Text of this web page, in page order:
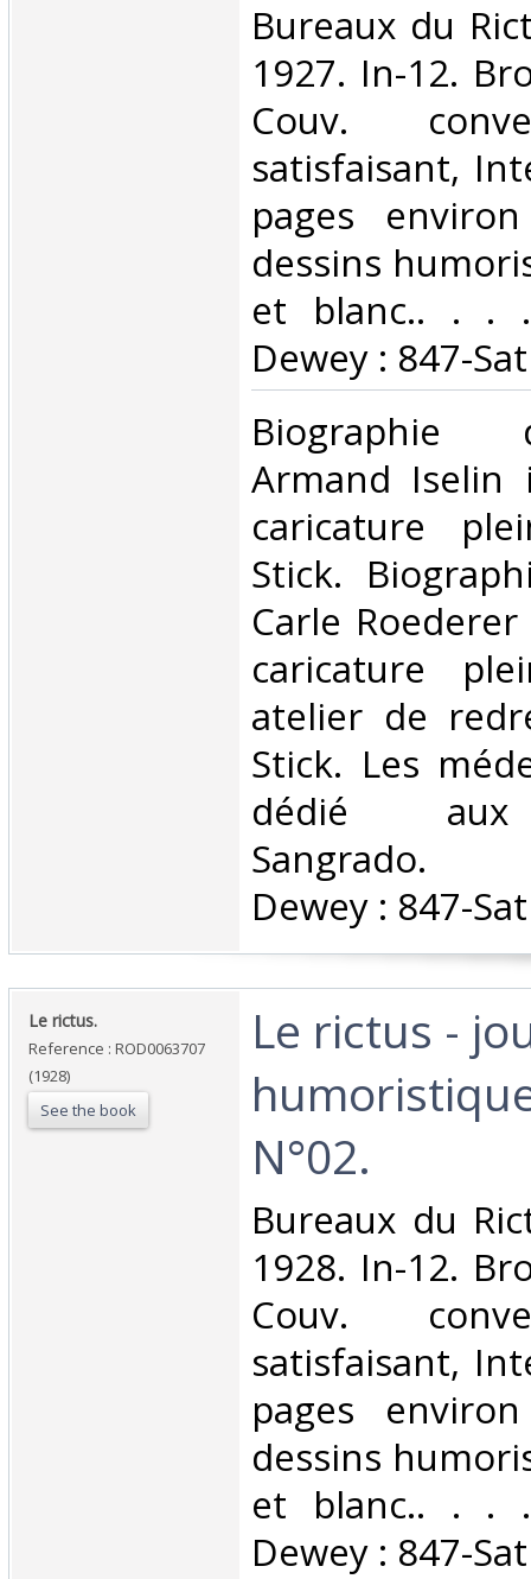
‎Bureaux du
1927. In-12.
Couv.
satisfaisant,
pages
dessins
et blanc.. . . .
Dewey : 847-
‎Biographie
Armand Iselin
caricature
Stick.
Carle
caricature
atelier de
Stick. Les
dédié aux
Sangrado.
Dewey : 847-
‎Le rictus.‎
Reference : ROD0063707
(1928)
See the book
‎Le rictus -
N°02.‎
‎Bureaux du
1928. In-12.
Couv.
satisfaisant,
pages
dessins
et blanc.. . . .
Dewey : 847-